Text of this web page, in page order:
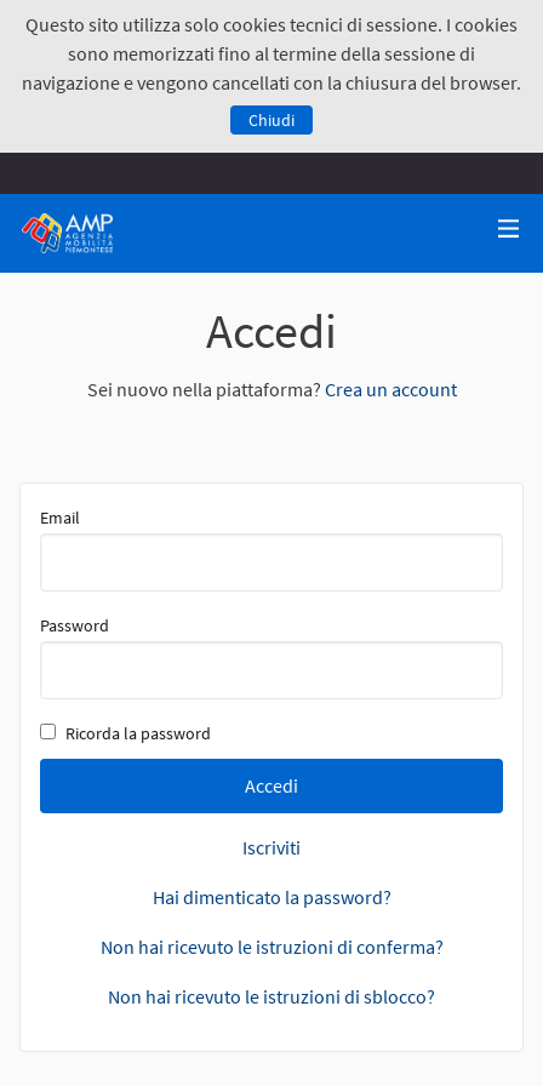
Questo sito utilizza solo cookies tecnici di sessione. I cookies
sono memorizzati fino al termine della sessione di
navigazione e vengono cancellati con la chiusura del browser.
Chiudi
Accedi
Sei nuovo nella piattaforma? Crea un account
Email
Password
Ricorda la password
Accedi
Iscriviti
Hai dimenticato la password?
Non hai ricevuto le istruzioni di conferma?
Non hai ricevuto le istruzioni di sblocco?